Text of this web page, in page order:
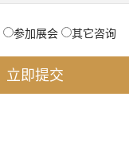
参加展会 其它咨询